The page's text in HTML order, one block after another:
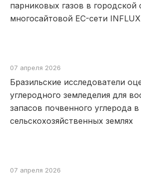
парниковых газов в городской
многосайтовой EC-сети INFLUX
07 апреля 2026
Бразильские исследователи
углеродного земледелия для
запасов почвенного углерода в
сельскохозяйственных землях
07 апреля 2026